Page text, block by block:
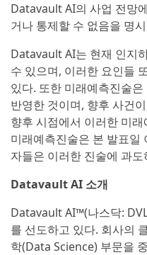
Datavault AI의 사업 전망
거나 통제할 수 없음을 명
Datavault AI는 현재 인지
수 있으며, 이러한 요인들
있다. 또한 미래예측진술
반영한 것이며, 향후 사건
향후 시점에서 이러한 미
미래예측진술은 본 발표
자들은 이러한 진술에 과
Datavault AI 소개
Datavault AI™(나스닥:
를 선도하고 있다. 회사의
학(Data Science) 부문을